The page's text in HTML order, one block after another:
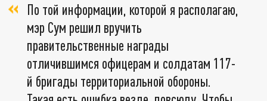
По той информации, которой я располагаю,
мэр Сум решил вручить
правительственные награды
отличившимся офицерам и солдатам 117-
й бригады территориальной обороны.